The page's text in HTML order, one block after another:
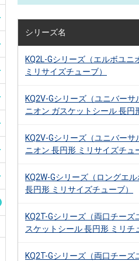
シリーズ名
KQ2L-Gシリーズ（エルボユニ
ミリサイズチューブ）
KQ2V-Gシリーズ（ユニバーサ
ニオン ガスケットシール 長円
KQ2V-Gシリーズ（ユニバーサ
ニオン 長円形 ミリサイズチュ
KQ2W-Gシリーズ（ロングエ
長円形 ミリサイズチューブ）
KQ2T-Gシリーズ（両口チーズ
スケットシール 長円形 ミリチ
KQ2T-Gシリーズ（両口チーズ